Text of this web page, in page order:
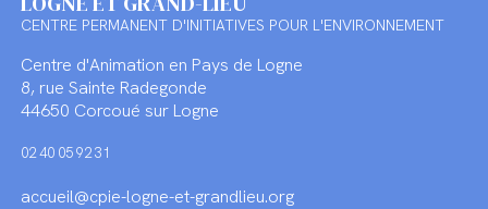
CENTRE PERMANENT D'INITIATIVES POUR L'ENVIRONNEMENT
Centre d'Animation en Pays de Logne
8, rue Sainte Radegonde
44650 Corcoué sur Logne
02 40 05 92 31
accueil@cpie-logne-et-grandlieu.org